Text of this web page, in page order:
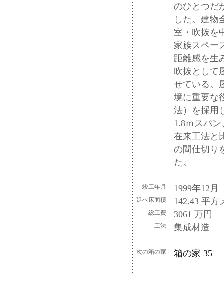
のひとつだ
した。建物
室・吹抜を
家族スペー
距離感を生
吹抜として
せている。
境に重要な
法）を採用
1.8ｍスパ
在来工法と
の間仕切り
た。
竣工年月 1999年12月
延べ床面積 142.43 平方
総工費 3061 万円
工法 集成材造
次の箱の家 箱の家 35